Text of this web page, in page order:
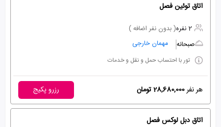
اتاق توئین فصل
2 نفره
( بدون نفر اضافه )
صبحانه
مهمان خارجی
تور با احتساب حمل و نقل و خدمات
هر نفر28,680,000 تومان رزرو پکیج
اتاق دبل لوکس فصل